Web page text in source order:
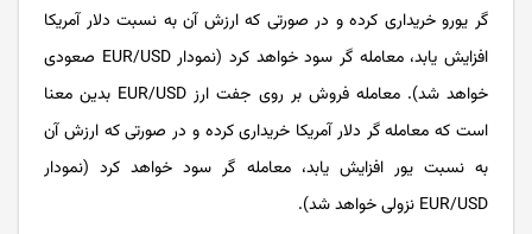
گر یورو خریداری کرده و در صورتی که ارزش آن به نسبت دلار آمریکا
افزایش یابد، معامله گر سود خواهد کرد (نمودار EUR/USD صعودی
خواهد شد). معامله فروش بر روی جفت ارز EUR/USD بدین معنا
است که معامله گر دلار آمریکا خریداری کرده و در صورتی که ارزش آن
به نسبت یور افزایش یابد، معامله گر سود خواهد کرد (نمودار
EUR/USD نزولی خواهد شد).